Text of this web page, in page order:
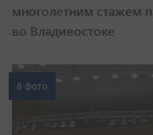
многолетним стажем
во Владивостоке
8 фото